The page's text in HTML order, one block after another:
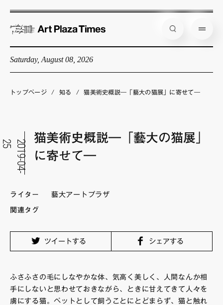
Saturday, August 08, 2026
企画展情報
アーティスト
店舗からのお知らせ
FAQ・お問い合わせ
トップページ / 知る / 猫美術史概説―「藝大の猫展」に寄せて―
2
0
1
9
-
0
4
-
2
5
猫美術史概説―「藝大の猫展」
に寄せて―
ライター 藝大アートプラザ
関連タグ
ツイートする シェアする
ふさふさの毛にしなやかな体、気高く美しく、人間なんか相
手にしないと思わせておきながら、ときに甘えてきて人々を
虜にする猫。ペットとして飼うことにとどまらず、猫と触れ